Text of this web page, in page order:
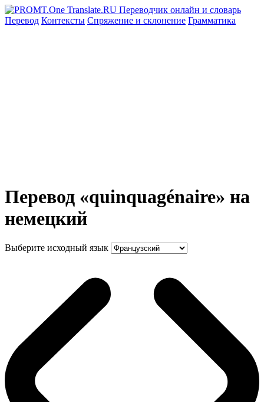
Перевод Контексты Спряжение и склонение Грамматика
Перевод «quinquagénaire» на
немецкий
Выберите исходный язык